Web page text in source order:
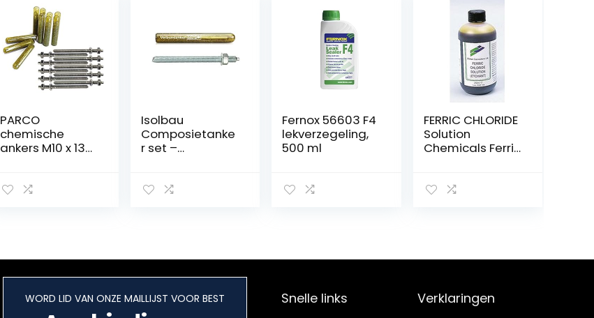
PARCO
chemische
ankers M10 x 130
ETA-
Isolbau
Composietanke
r set –
styreenvrij V20 +
stuk
Fernox 56603 F4
lekverzegeling,
500 ml
FERRIC CHLORIDE
Solution
Chemicals Ferric
Solution by
WORD LID VAN ONZE MAILLIJST VOOR BEST Snelle links Verklaringen